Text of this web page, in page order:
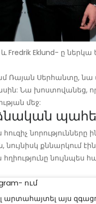
Fredrik Eklund- ը
Սերհանտը, նա
Նա խոստովանեց,
մեջ:
նույնիսկ քննարկում
նույնպես
ում
արտահայտել այս